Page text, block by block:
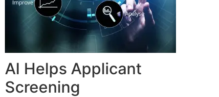
AI Helps Applicant
Screening